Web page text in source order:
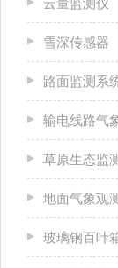
云量监测仪
雪深传感器
路面监测系
输电线路气
草原生态监
地面气象观
玻璃钢百叶